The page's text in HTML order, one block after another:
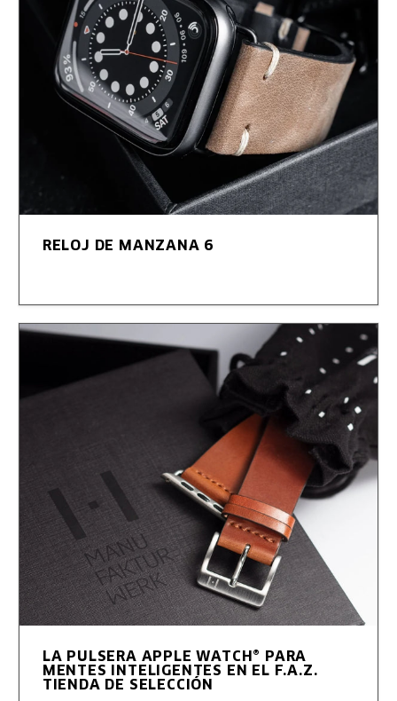
RELOJ DE MANZANA 6
LA PULSERA APPLE WATCH® PARA
MENTES INTELIGENTES EN EL F.A.Z.
TIENDA DE SELECCIÓN